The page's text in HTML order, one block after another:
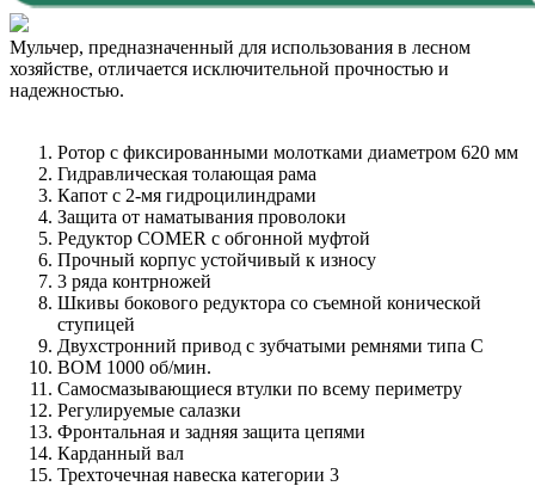
Мульчер, предназначенный для использования в лесном
хозяйстве, отличается исключительной прочностью и
надежностью.
Ротор с фиксированными молотками диаметром 620 мм
Гидравлическая толающая рама
Капот с 2-мя гидроцилиндрами
Защита от наматывания проволоки
Редуктор COMER с обгонной муфтой
Прочный корпус устойчивый к износу
3 ряда контрножей
Шкивы бокового редуктора со съемной конической
ступицей
Двухстронний привод с зубчатыми ремнями типа С
ВОМ 1000 об/мин.
Самосмазывающиеся втулки по всему периметру
Регулируемые салазки
Фронтальная и задняя защита цепями
Карданный вал
Трехточечная навеска категории 3